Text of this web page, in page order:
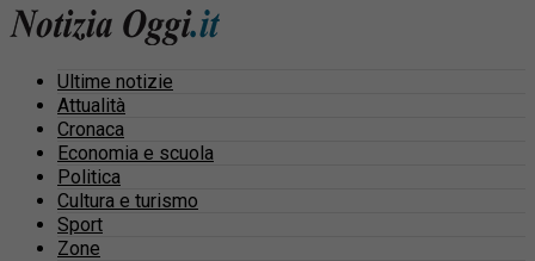
Ultime notizie
Attualità
Cronaca
Economia e scuola
Politica
Cultura e turismo
Sport
Zone